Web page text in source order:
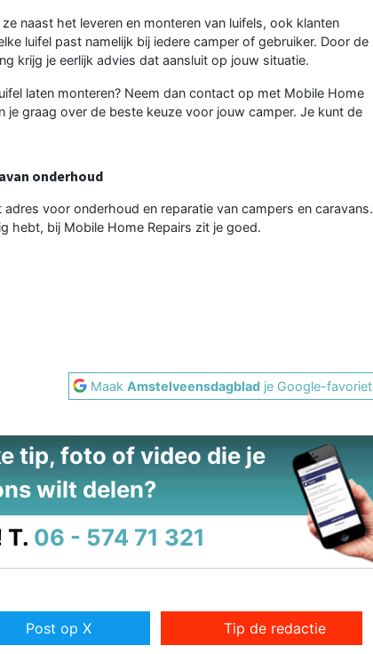
naast het leveren en monteren van luifels, ook klanten
luifel past namelijk bij iedere camper of gebruiker. Door de
krijg je eerlijk advies dat aansluit op jouw situatie.
laten monteren? Neem dan contact op met Mobile Home
je graag over de beste keuze voor jouw camper. Je kunt de
onderhoud
voor onderhoud en reparatie van campers en caravans.
hebt, bij Mobile Home Repairs zit je goed.
MaakAmstelveensdagblad je Google-favoriet
tip, foto of video die je
wilt delen?
T. 06 - 574 71 321
Post op X Tip de redactie